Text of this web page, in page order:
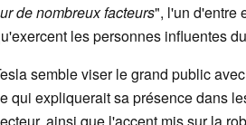
de nombreux facteurs", l'un d'entre
les personnes influentes
semble viser le grand public
qui expliquerait sa présence dans